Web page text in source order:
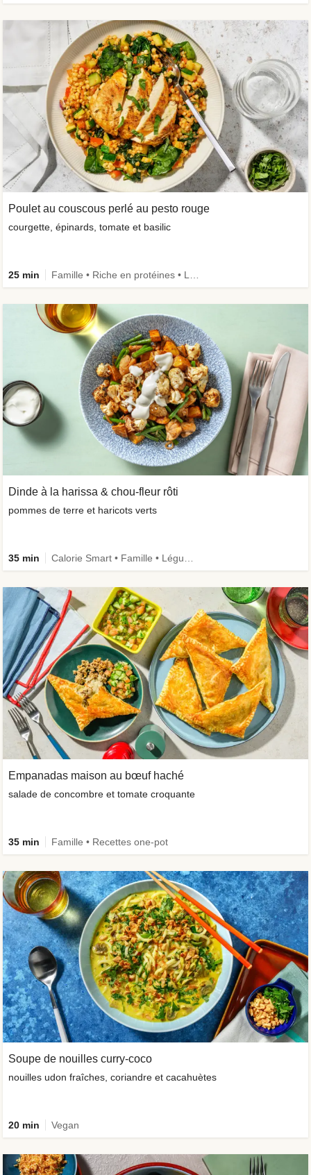
Dinde à la harissa & chou-fleur rôti
pommes de terre et haricots verts
35 min
Poulet au couscous perlé au pesto rouge
courgette, épinards, tomate et basilic
25 min
Empanadas maison au bœuf haché
salade de concombre et tomate croquante
35 min Famille • Recettes one-pot
Soupe de nouilles curry-coco
nouilles udon fraîches, coriandre et cacahuètes
20 min Vegan